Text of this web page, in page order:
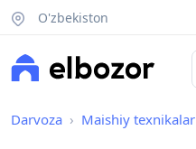
O'zbekiston
Darvoza Maishiy texnikalar